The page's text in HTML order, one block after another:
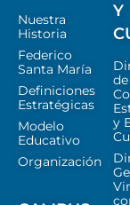
Nuestra
Historia
Federico
Santa María
Definiciones
Estratégicas
Modelo
Educativo
Organización
Y
de
y